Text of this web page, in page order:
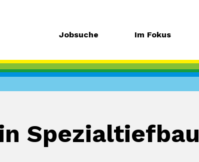
Jobsuche Im Fokus
Spezialtiefbau